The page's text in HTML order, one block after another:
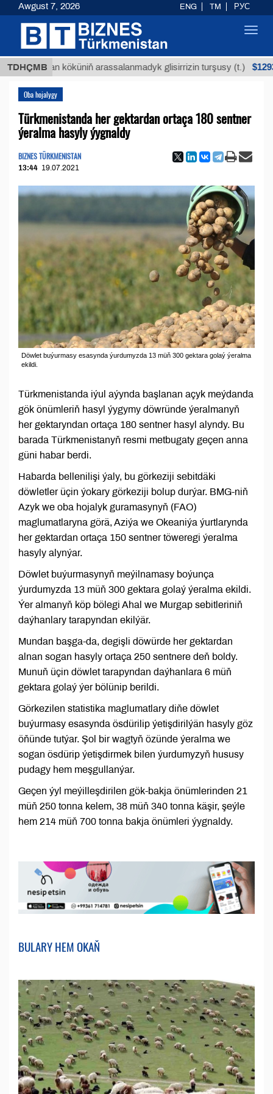
TDHÇMB
Buýan köküniň arassalanmadyk glisirrizin turşusy (t.) $12935,18
Oba hojalygy
Türkmenistanda her gektardan ortaça 180 sentner
ýeralma hasyly ýygnaldy
BIZNES TÜRKMENISTAN
13:44 19.07.2021
Döwlet buýurmasy esasynda ýurdumyzda 13 müň 300 gektara golaý ýeralma
ekildi.
Türkmenistanda iýul aýynda başlanan açyk meýdanda
gök önümleriň hasyl ýygymy döwründe ýeralmanyň
her gektaryndan ortaça 180 sentner hasyl alyndy. Bu
barada Türkmenistanyň resmi metbugaty geçen anna
güni habar berdi.
Habarda bellenilişi ýaly, bu görkeziji sebitdäki
döwletler üçin ýokary görkeziji bolup durýar. BMG-niň
Azyk we oba hojalyk guramasynyň (FAO)
maglumatlaryna görä, Aziýa we Okeaniýa ýurtlarynda
her gektardan ortaça 150 sentner töweregi ýeralma
hasyly alynýar.
Döwlet buýurmasynyň meýilnamasy boýunça
ýurdumyzda 13 müň 300 gektara golaý ýeralma ekildi.
Ýer almanyň köp bölegi Ahal we Murgap sebitleriniň
daýhanlary tarapyndan ekilýär.
Mundan başga-da, degişli döwürde her gektardan
alnan sogan hasyly ortaça 250 sentnere deň boldy.
Munuň üçin döwlet tarapyndan daýhanlara 6 müň
gektara golaý ýer bölünip berildi.
Görkezilen statistika maglumatlary diňe döwlet
buýurmasy esasynda ösdürilip ýetişdirilýän hasyly göz
öňünde tutýar. Şol bir wagtyň özünde ýeralma we
sogan ösdürip ýetişdirmek bilen ýurdumyzyň hususy
pudagy hem meşgullanýar.
Geçen ýyl meýilleşdirilen gök-bakja önümlerinden 21
müň 250 tonna kelem, 38 müň 340 tonna käşir, şeýle
hem 214 müň 700 tonna bakja önümleri ýygnaldy.
BULARY HEM OKAŇ
Awgust 7, 2026 ENG TM РУС